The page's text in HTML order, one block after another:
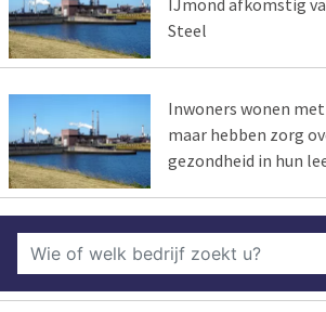
Steel
Inwoners wonen
maar hebben zorg
gezondheid in hun